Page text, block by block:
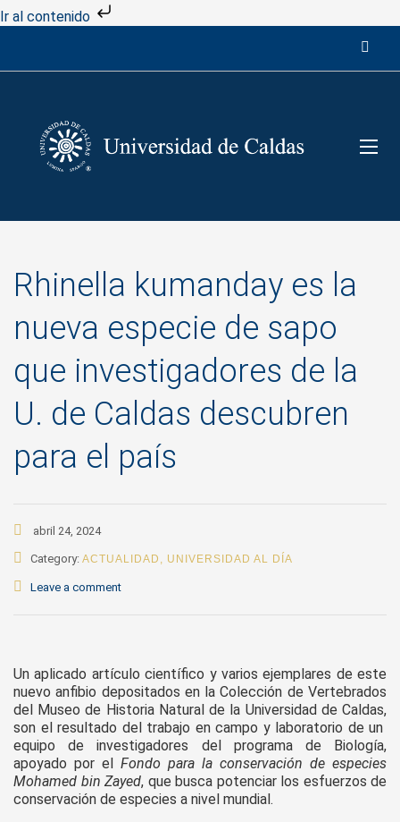
Ir al contenido
Rhinella kumanday es la
nueva especie de sapo
que investigadores de la
U. de Caldas descubren
para el país
abril 24, 2024
Category: ACTUALIDAD , UNIVERSIDAD AL DÍA
Leave a comment
Un aplicado artículo científico y varios ejemplares de este
nuevo anfibio depositados en la Colección de Vertebrados
del Museo de Historia Natural de la Universidad de Caldas,
son el resultado del trabajo en campo y laboratorio de un
equipo de investigadores del programa de Biología,
apoyado por el Fondo para la conservación de especies
Mohamed bin Zayed, que busca potenciar los esfuerzos de
conservación de especies a nivel mundial.